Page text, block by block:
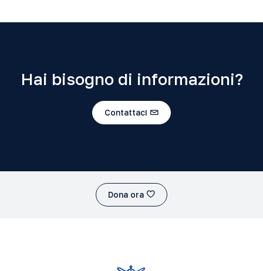
Hai bisogno di informazioni?
Contattaci
Dona ora